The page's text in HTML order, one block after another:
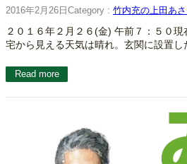
2016年2月26日 Category : 竹内充の上田あさ
２０１６年２月２６(金) 午前７：５０
宅から見える天気は晴れ。玄関に設置し
Read more